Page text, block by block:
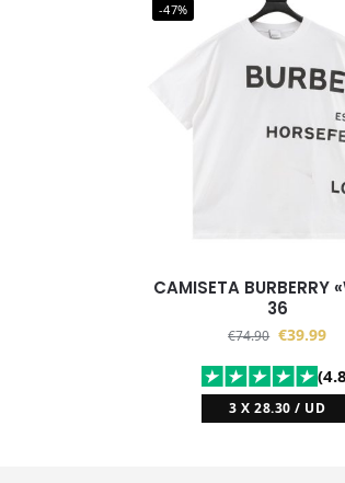
-47%
CAMISETA BURBERRY
36
€74.90 €39.99
3 X 28.30 / UD